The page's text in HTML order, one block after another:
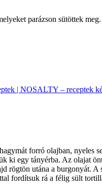
parázson sütöttek
| NOSALTY – receptek
forró olajban, nyeles
ki egy tányérba. Az olajat
utána a burgonyát.
rá a félig sült